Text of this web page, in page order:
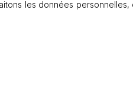
les données personnelles,